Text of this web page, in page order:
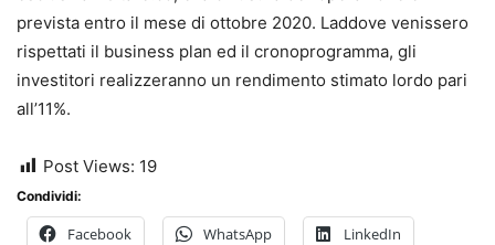
prevista entro il mese di ottobre 2020. Laddove venissero
rispettati il business plan ed il cronoprogramma, gli
investitori realizzeranno un rendimento stimato lordo pari
all’11%.
Post Views: 19
Condividi:
Facebook WhatsApp LinkedIn